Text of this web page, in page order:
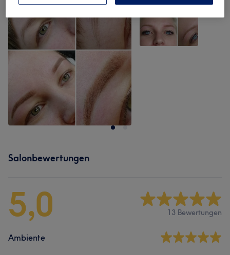
Salonbewertungen
5,0 13 Bewertungen
Ambiente